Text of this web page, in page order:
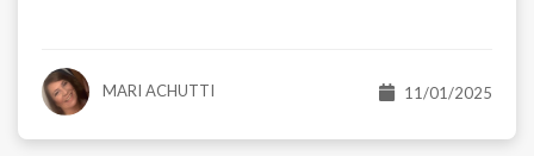
MARI ACHUTTI 11/01/2025